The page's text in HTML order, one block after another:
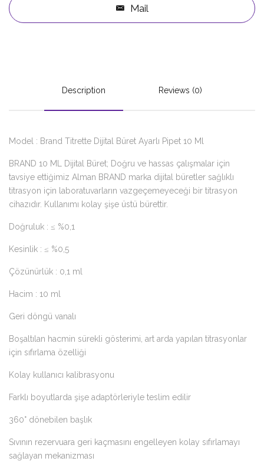
Mail
Description Reviews (0)
Model : Brand Titrette Dijital Büret Ayarlı Pipet 10 Ml
BRAND 10 ML Dijital Büret; Doğru ve hassas çalışmalar için
tavsiye ettiğimiz Alman BRAND marka dijital büretler sağlıklı
titrasyon için laboratuvarların vazgeçemeyeceği bir titrasyon
cihazıdır. Kullanımı kolay şişe üstü bürettir.
Doğruluk : ≤ %0,1
Kesinlik : ≤ %0,5
Çözünürlük : 0,1 ml
Hacim : 10 ml
Geri döngü vanalı
Boşaltılan hacmin sürekli gösterimi, art arda yapılan titrasyonlar
için sıfırlama özelliği
Kolay kullanıcı kalibrasyonu
Farklı boyutlarda şişe adaptörleriyle teslim edilir
360° dönebilen başlık
Sıvının rezervuara geri kaçmasını engelleyen kolay sıfırlamayı
sağlayan mekanizması